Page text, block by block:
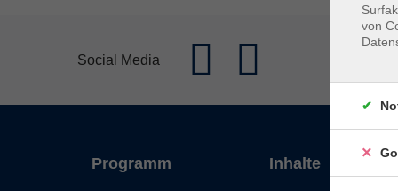
Social Media
Programm Inhalte
von